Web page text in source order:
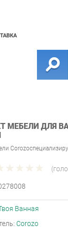
МЕБЕЛИ ДЛЯ
Ванная
Corozo